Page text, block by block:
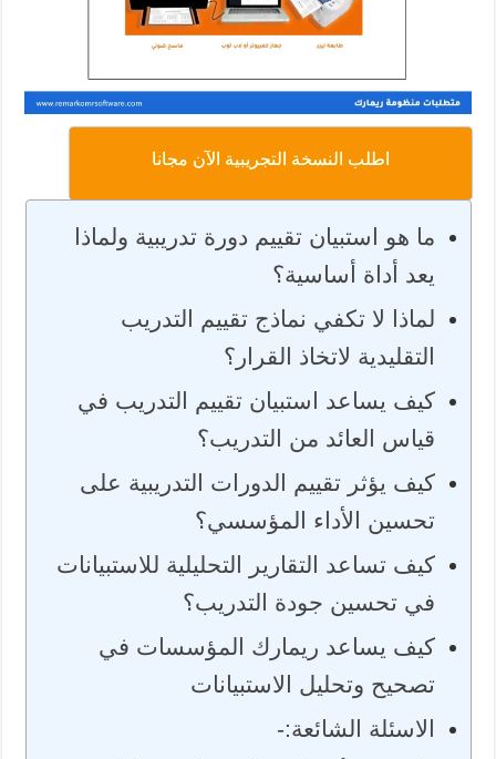
اطلب النسخة التجريبية الآن مجانا
ما هو استبيان تقييم دورة تدريبية ولماذا
يعد أداة أساسية؟
لماذا لا تكفي نماذج تقييم التدريب
التقليدية لاتخاذ القرار؟
كيف يساعد استبيان تقييم التدريب في
قياس العائد من التدريب؟
كيف يؤثر تقييم الدورات التدريبية على
تحسين الأداء المؤسسي؟
كيف تساعد التقارير التحليلية للاستبيانات
في تحسين جودة التدريب؟
كيف يساعد ريمارك المؤسسات في
تصحيح وتحليل الاستبيانات
الاسئلة الشائعة:-